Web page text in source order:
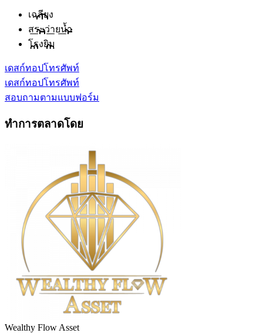
เฉลียง
สระว่ายน้ำ
โรงยิม
เดสก์ทอปโทรศัพท์
เดสก์ทอปโทรศัพท์
สอบถามตามแบบฟอร์ม
ทำการตลาดโดย
Wealthy Flow Asset